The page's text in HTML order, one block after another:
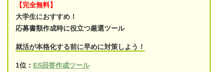
【完全無料】
大学生におすすめ！
応募書類作成時に役立つ厳選ツール
就活が本格化する前に早めに対策しよう！
1位： ES回答作成ツール